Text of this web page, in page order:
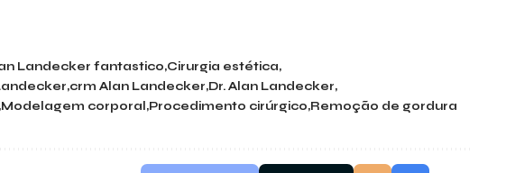
Landecker fantastico Cirurgia estética
crm Alan Landecker Dr. Alan Landecker
Modelagem corporal Procedimento cirúrgico Remoção de gordura